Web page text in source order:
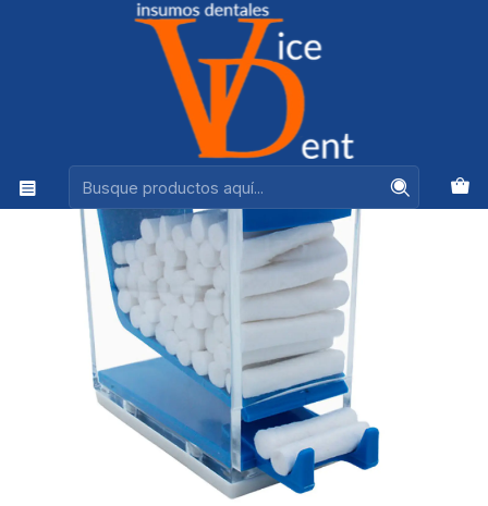
Ventas +56944575313
OPERATORIA Y ESTETICA TORULERO